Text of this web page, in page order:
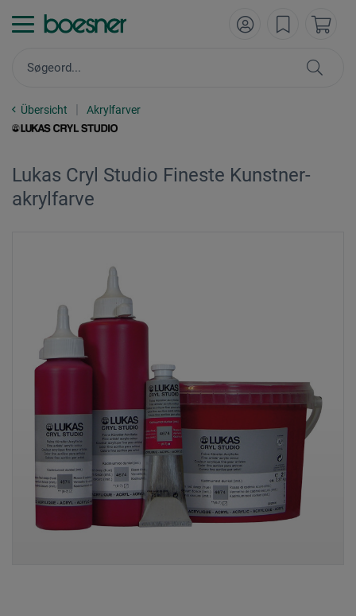
Übersicht Akrylfarver
Lukas Cryl Studio Fineste Kunstner-
akrylfarve